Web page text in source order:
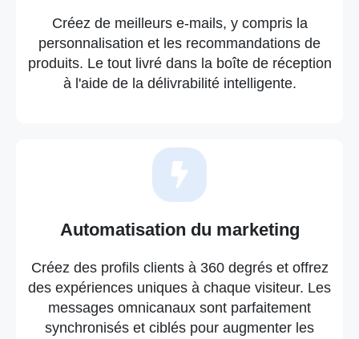
Créez de meilleurs e-mails, y compris la
personnalisation et les recommandations de
produits. Le tout livré dans la boîte de réception
à l'aide de la délivrabilité intelligente.
Automatisation du marketing
Créez des profils clients à 360 degrés et offrez
des expériences uniques à chaque visiteur. Les
messages omnicanaux sont parfaitement
synchronisés et ciblés pour augmenter les